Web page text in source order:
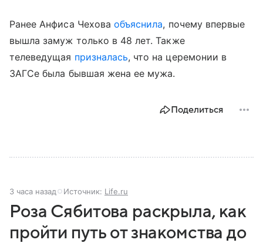
Ранее Анфиса Чехова объяснила, почему впервые
вышла замуж только в 48 лет. Также
телеведущая призналась, что на церемонии в
ЗАГСе была бывшая жена ее мужа.
Поделиться
3 часа назад Источник: Life.ru
Роза Сябитова раскрыла, как
пройти путь от знакомства до